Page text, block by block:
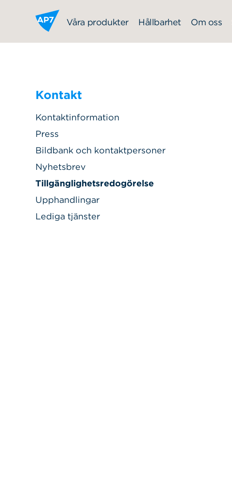
Hoppa till innehållet
Våra produkter Hållbarhet Om oss
Kontakt
Kontaktinformation
Press
Bildbank och kontaktpersoner
Nyhetsbrev
Tillgänglighetsredogörelse
Upphandlingar
Lediga tjänster